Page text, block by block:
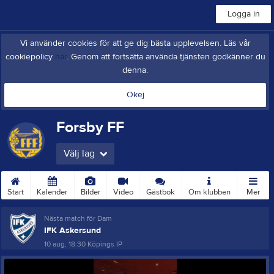
Logga in
Vi använder cookies för att ge dig bästa upplevelsen. Läs vår
cookiepolicy här. Genom att fortsätta använda tjänsten godkänner du
denna.
Okej
Forsby FF
Välj lag
Start Kalender Bilder Video Gästbok Om klubben Mer
Nästa match för Dam
IFK Askersund
10 aug, 18:30 Köpings IP